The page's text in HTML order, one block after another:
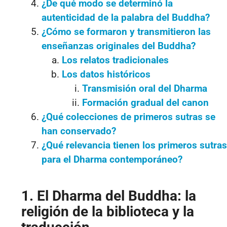
¿De qué modo se determinó la
autenticidad de la palabra del Buddha?
¿Cómo se formaron y transmitieron las
enseñanzas originales del Buddha?
Los relatos tradicionales
Los datos históricos
Transmisión oral del Dharma
Formación gradual del canon
¿Qué colecciones de primeros sutras se
han conservado?
¿Qué relevancia tienen los primeros sutras
para el Dharma contemporáneo?
1. El Dharma del Buddha: la
religión de la biblioteca y la